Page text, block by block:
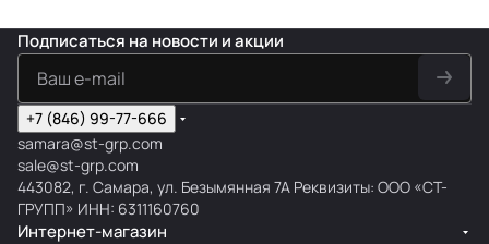
Подписаться на новости и акции
+7 (846) 99-77-666
samara@st-grp.com
sale@st-grp.com
443082, г. Самара, ул. Безымянная 7А Реквизиты: ООО «СТ-
ГРУПП» ИНН: 6311160760
Интернет-магазин